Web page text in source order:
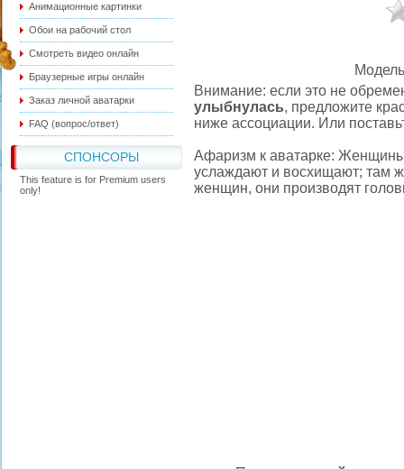
Анимационные картинки
Обои на рабочий стол
Смотреть видео онлайн
Браузерные игры онлайн
Заказ личной аватарки
FAQ (вопрос/ответ)
СПОНСОРЫ
This feature is for Premium users
only!
Внимание: если это не
улыбнулась, предложите
ниже ассоциации. Или
Афаризм к аватарке:
услаждают и восхищают; там
женщин, они производят